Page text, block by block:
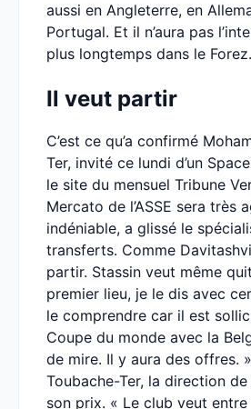
aussi en Angleterre, en
Portugal. Et il n’aura pas
plus longtemps dans le Forez.
Il veut partir
C’est ce qu’a confirmé
Ter, invité ce lundi d’un
le site du mensuel Tribune
Mercato de l’ASSE sera très
indéniable, a glissé le
transferts. Comme
partir. Stassin veut même
premier lieu, je le dis avec
le comprendre car il est
Coupe du monde avec la
de mire. Il y aura des offres.
Toubache-Ter, la direction de
son prix. « Le club veut entre